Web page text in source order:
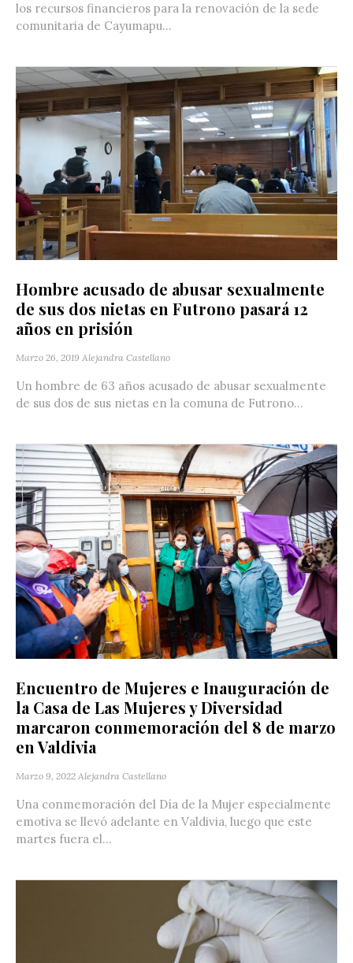
los recursos financieros para la renovación de la sede
comunitaria de Cayumapu...
Hombre acusado de abusar sexualmente
de sus dos nietas en Futrono pasará 12
años en prisión
Marzo 26, 2019 Alejandra Castellano
Un hombre de 63 años acusado de abusar sexualmente
de sus dos de sus nietas en la comuna de Futrono...
Encuentro de Mujeres e Inauguración de
la Casa de Las Mujeres y Diversidad
marcaron conmemoración del 8 de marzo
en Valdivia
Marzo 9, 2022 Alejandra Castellano
Una conmemoración del Día de la Mujer especialmente
emotiva se llevó adelante en Valdivia, luego que este
martes fuera el...